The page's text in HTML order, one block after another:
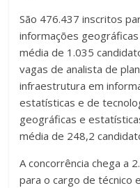
São 476.437 inscritos
informações
média de 1.035
vagas de analista de
infraestrutura em
estatísticas e de
geográficas e
média de 248,2
A concorrência chega a
para o cargo de técnico